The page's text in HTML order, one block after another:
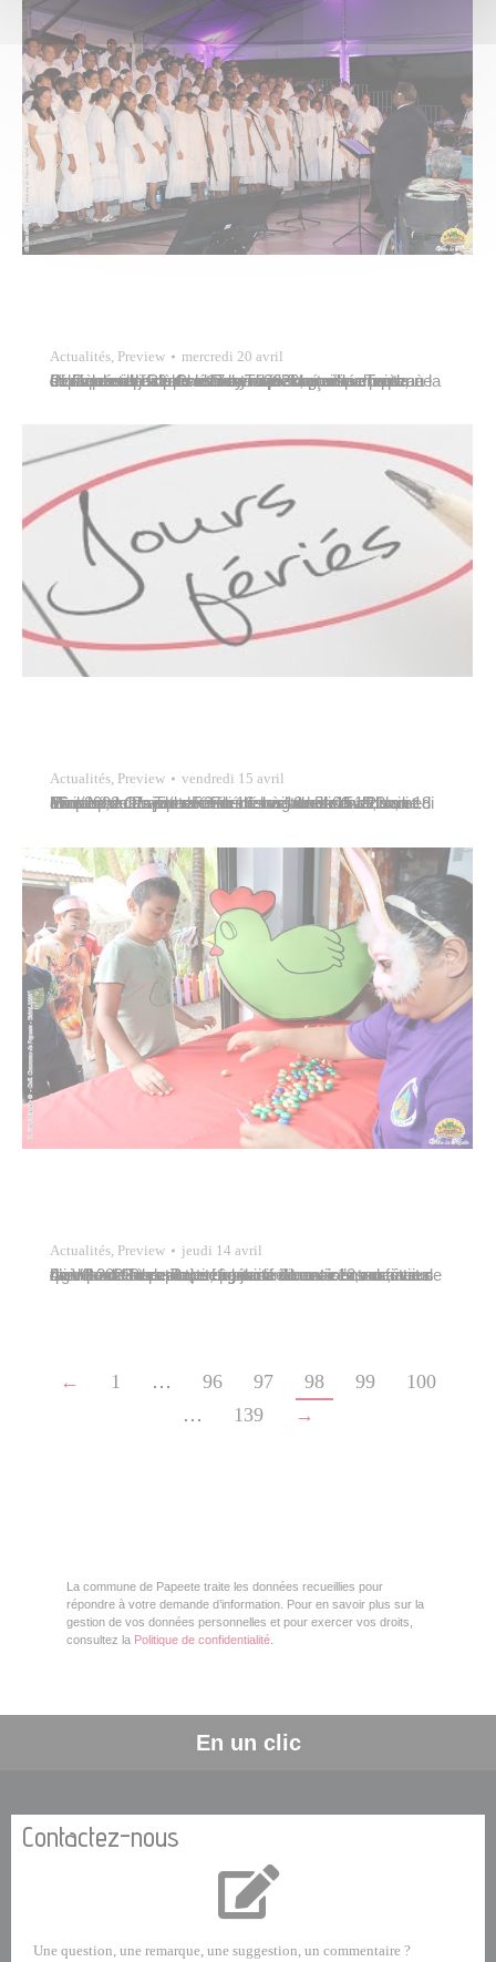
Actualités, Preview mercredi 20 avril
Plus de mille fidèles étaient réunis sous le chapiteau de la présidence de la Polynésie française en ce dimanche de Pâques 17 avril 2022, pour participer à la célébration pascale œcuménique organisée par la Communauté du Christ de Tahiti. Marcelino Teata, septième adjoint au maire y représentait la commune de Papeete. La présidence a résonné…
Actualités, Preview vendredi 15 avril
En raison des jours fériés du long week-end de Pâques, merci de noter les fermetures suivantes : Marché de PapeeteFermé les vendredi 15 et lundi 18 avril 2022.Ouvert samedi 16 avril de 5h00 à 13h, et dimanche 17 avril de 3 heures à 10 heures. Piscine municipale de TipaeruiFermé les vendredi 15, samedi 16 et…
Actualités, Preview jeudi 14 avril
La Ville de Papeete, en partenariat avec l’association Agir Pour l’Insertion, a organisé durant ces vacances d’avril 2022 des activités socio-éducatives, en faveur de deux cents enfants, âgés de 6 ans à 12 ans, issus des quartiers de Papeete, dans six maisons de quartier de la capitale. L’objectif de ces centres était de faire bénéficier…
← 1 … 96 97 98 99
100
…
139 →
La commune de Papeete traite les données recueillies pour
répondre à votre demande d’information. Pour en savoir plus sur la
gestion de vos données personnelles et pour exercer vos droits,
consultez la Politique de confidentialité
En un clic
Contactez-nous
Une question, une remarque, une suggestion, un commentaire ?